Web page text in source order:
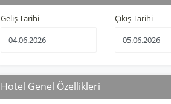
Geliş Tarihi Çıkış Tarihi
Hotel Genel Özellikleri